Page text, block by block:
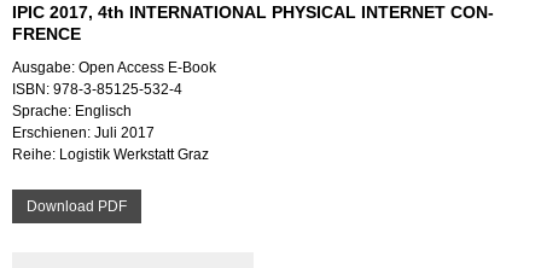
IPIC 2017, 4th IN­TER­NA­TIO­NAL PHY­SI­CAL IN­TER­NET CON­
FRENCE
Aus­ga­be: Open Ac­cess E-Book
ISBN: 978-3-85125-532-4
Spra­che: Eng­lisch
Er­schie­nen: Juli 2017
Reihe: Lo­gis­tik Werk­statt Graz
Down­load PDF